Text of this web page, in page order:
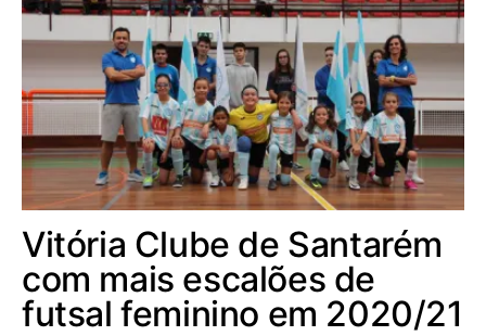
Vitória Clube de Santarém
com mais escalões de
futsal feminino em 2020/21